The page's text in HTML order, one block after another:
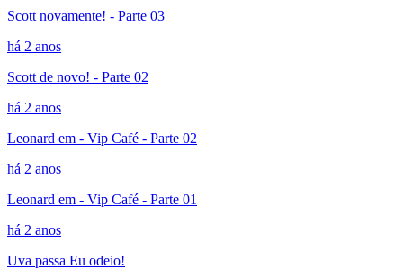
Scott novamente! - Parte 03
há 2 anos
Scott de novo! - Parte 02
há 2 anos
Leonard em - Vip Café - Parte 02
há 2 anos
Leonard em - Vip Café - Parte 01
há 2 anos
Uva passa Eu odeio!